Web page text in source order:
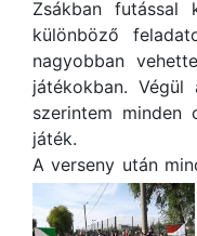
Zsákban futással
különböző
nagyobban
játékokban.
szerintem minden
játék.
A verseny után